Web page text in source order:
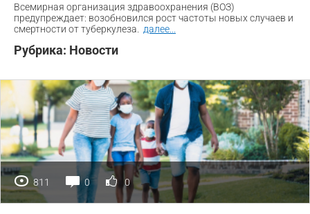
Всемирная организация здравоохранения (ВОЗ)
предупреждает: возобновился рост частоты новых случаев и
смертности от туберкулеза.
далее
Рубрика: Новости
811 0 0